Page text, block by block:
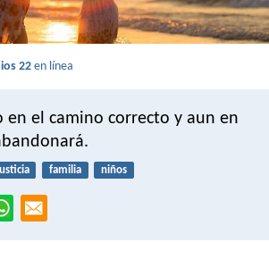
22 en línea
en el camino correcto y aun en
familia niños